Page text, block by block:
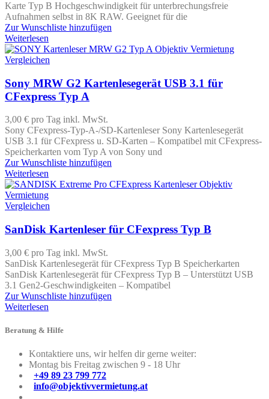
Karte Typ B Hochgeschwindigkeit für unterbrechungsfreie
Aufnahmen selbst in 8K RAW. Geeignet für die
Zur Wunschliste hinzufügen
Weiterlesen
Vergleichen
Sony MRW G2 Kartenlesegerät USB 3.1 für
CFexpress Typ A
3,00 € pro Tag inkl. MwSt.
Sony CFexpress-Typ-A-/SD-Kartenleser Sony Kartenlesegerät
USB 3.1 für CFexpress u. SD-Karten – Kompatibel mit CFexpress-
Speicherkarten vom Typ A von Sony und
Zur Wunschliste hinzufügen
Weiterlesen
Vergleichen
SanDisk Kartenleser für CFexpress Typ B
3,00 € pro Tag inkl. MwSt.
SanDisk Kartenlesegerät für CFexpress Typ B Speicherkarten
SanDisk Kartenlesegerät für CFexpress Typ B – Unterstützt USB
3.1 Gen2-Geschwindigkeiten – Kompatibel
Zur Wunschliste hinzufügen
Weiterlesen
Beratung & Hilfe
Kontaktiere uns, wir helfen dir gerne weiter:
Montag bis Freitag zwischen 9 - 18 Uhr
+49 89 23 799 772
info@objektivvermietung.at